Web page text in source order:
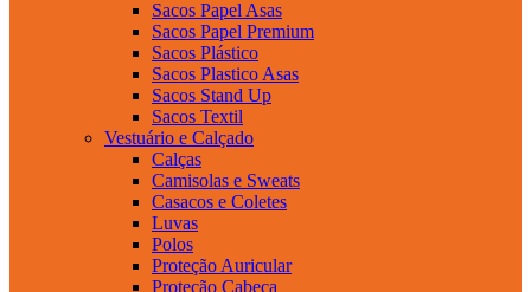
Sacos Papel Asas
Sacos Papel Premium
Sacos Plástico
Sacos Plastico Asas
Sacos Stand Up
Sacos Textil
Vestuário e Calçado
Calças
Camisolas e Sweats
Casacos e Coletes
Luvas
Polos
Proteção Auricular
Proteção Cabeça